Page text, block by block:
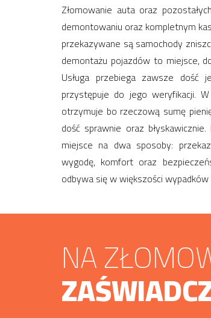
Złomowanie auta oraz
demontowaniu oraz kompletnym
przekazywane są samochody
demontażu pojazdów to miejsce,
Usługa przebiega zawsze
przystępuje do jego weryfikacji.
otrzymuje bo rzeczową sumę
dość sprawnie oraz
miejsce na dwa sposoby:
wygodę, komfort oraz
odbywa się w większości
NA